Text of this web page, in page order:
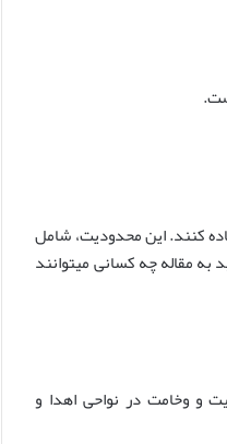
کنند. این محدودیت، شامل
مقاله چه کسانی میتوانند
و وخامت در نواحی اهدا و